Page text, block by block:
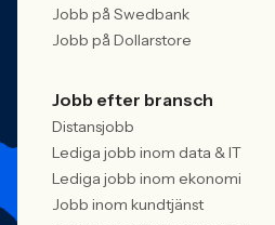
Jobb på Swedbank
Jobb på Dollarstore
Jobb efter bransch
Distansjobb
Lediga jobb inom data & IT
Lediga jobb inom ekonomi
Jobb inom kundtjänst